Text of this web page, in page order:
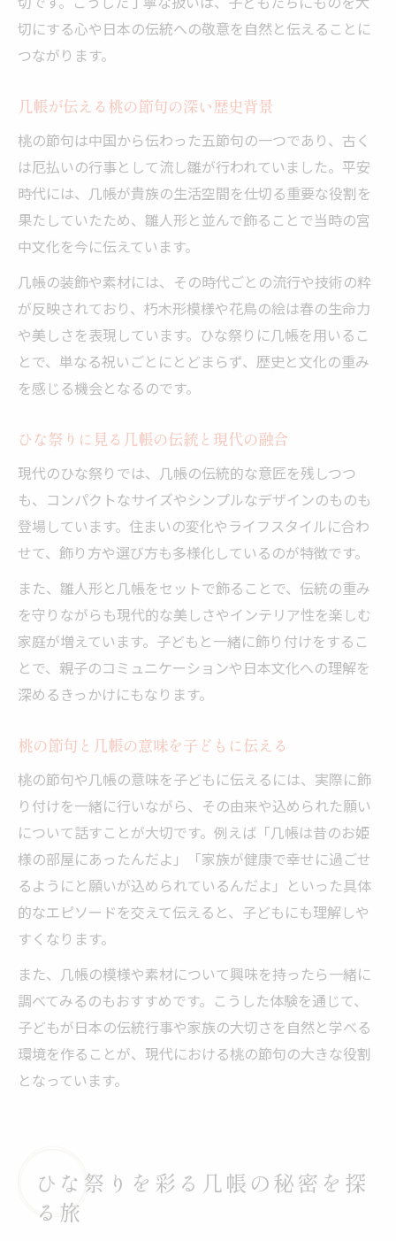
切にする心や日本の伝統への敬意を自然と伝えることに
つながります。
几帳が伝える桃の節句の深い歴史背景
桃の節句は中国から伝わった五節句の一つであり、古く
は厄払いの行事として流し雛が行われていました。平安
時代には、几帳が貴族の生活空間を仕切る重要な役割を
果たしていたため、雛人形と並んで飾ることで当時の宮
中文化を今に伝えています。
几帳の装飾や素材には、その時代ごとの流行や技術の粋
が反映されており、朽木形模様や花鳥の絵は春の生命力
や美しさを表現しています。ひな祭りに几帳を用いるこ
とで、単なる祝いごとにとどまらず、歴史と文化の重み
を感じる機会となるのです。
ひな祭りに見る几帳の伝統と現代の融合
現代のひな祭りでは、几帳の伝統的な意匠を残しつつ
も、コンパクトなサイズやシンプルなデザインのものも
登場しています。住まいの変化やライフスタイルに合わ
せて、飾り方や選び方も多様化しているのが特徴です。
また、雛人形と几帳をセットで飾ることで、伝統の重み
を守りながらも現代的な美しさやインテリア性を楽しむ
家庭が増えています。子どもと一緒に飾り付けをするこ
とで、親子のコミュニケーションや日本文化への理解を
深めるきっかけにもなります。
桃の節句と几帳の意味を子どもに伝える
桃の節句や几帳の意味を子どもに伝えるには、実際に飾
り付けを一緒に行いながら、その由来や込められた願い
について話すことが大切です。例えば「几帳は昔のお姫
様の部屋にあったんだよ」「家族が健康で幸せに過ごせ
るようにと願いが込められているんだよ」といった具体
的なエピソードを交えて伝えると、子どもにも理解しや
すくなります。
また、几帳の模様や素材について興味を持ったら一緒に
調べてみるのもおすすめです。こうした体験を通じて、
子どもが日本の伝統行事や家族の大切さを自然と学べる
環境を作ることが、現代における桃の節句の大きな役割
となっています。
ひな祭りを彩る几帳の秘密を探
る旅